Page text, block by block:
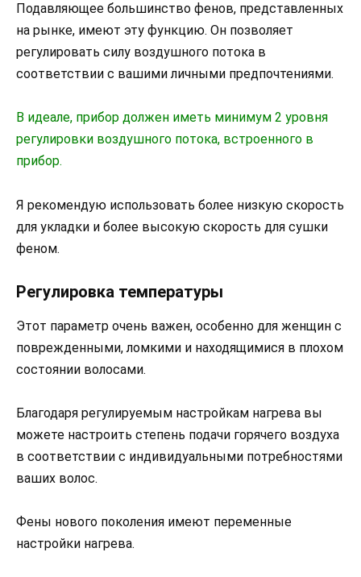
Подавляющее большинство фенов, представленных
на рынке, имеют эту функцию. Он позволяет
регулировать силу воздушного потока в
соответствии с вашими личными предпочтениями.
В идеале, прибор должен иметь минимум 2 уровня
регулировки воздушного потока, встроенного в
прибор.
Я рекомендую использовать более низкую скорость
для укладки и более высокую скорость для сушки
феном.
Регулировка температуры
Этот параметр очень важен, особенно для женщин с
поврежденными, ломкими и находящимися в плохом
состоянии волосами.
Благодаря регулируемым настройкам нагрева вы
можете настроить степень подачи горячего воздуха
в соответствии с индивидуальными потребностями
ваших волос.
Фены нового поколения имеют переменные
настройки нагрева.